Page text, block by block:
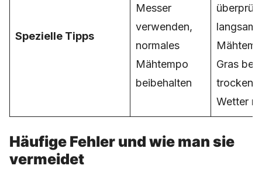
Spezielle Tipps
Messer
verwenden,
normales
Mähtempo
beibehalten
Gras bei
Wetter
Häufige Fehler und wie man sie
vermeidet